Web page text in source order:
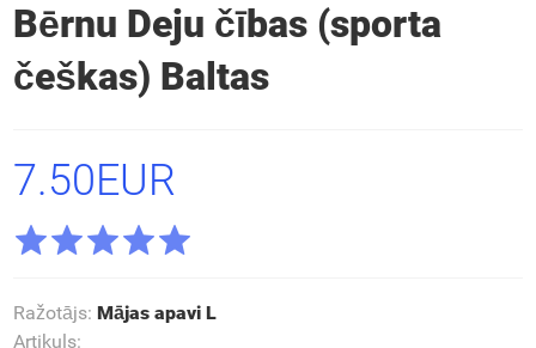
Bērnu Deju čības (sporta
češkas) Baltas
7.50EUR
Ražotājs: Mājas apavi L
Artikuls: